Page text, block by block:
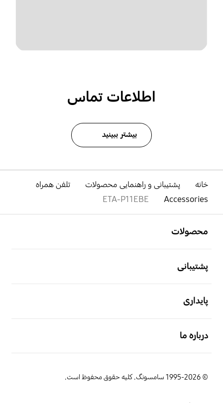
اطلاعات تماس
بیشتر ببینید
خانه پشتیبانی و راهنمایی محصولات
تلفن همراه
Accessories
ETA-P11EBE
محصولات
پشتیبانی
پایداری
درباره ما
© 1995-2026 سامسونگ. کلیه حقوق محفوظ است.